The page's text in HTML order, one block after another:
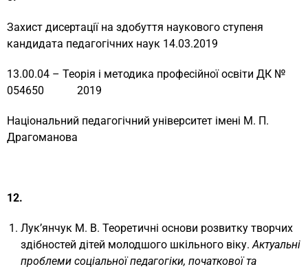
Захист дисертації на здобуття наукового ступеня
кандидата педагогічних наук 14.03.2019
13.00.04 – Теорія і методика професійної освіти ДК №
054650 2019
Національний педагогічний університет імені М. П.
Драгоманова
12.
Лук’янчук М. В. Теоретичні основи розвитку творчих
здібностей дітей молодшого шкільного віку.Актуальні
проблеми соціальної педагогіки, початкової та